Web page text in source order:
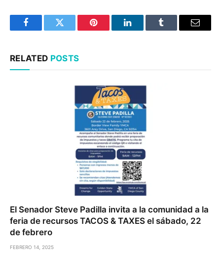
FacebookTwitter Pinterest LinkedInTumblr Email
RELATED POSTS
El Senador Steve Padilla invita a la comunidad a la
feria de recursos TACOS & TAXES el sábado, 22
de febrero
FEBRERO 14, 2025